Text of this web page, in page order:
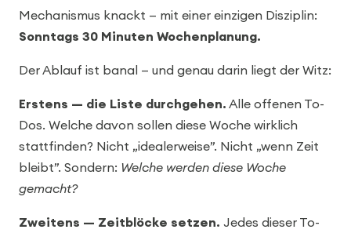
Mechanismus knackt — mit einer einzigen Disziplin:
Sonntags 30 Minuten Wochenplanung.
Der Ablauf ist banal — und genau darin liegt der Witz:
Erstens — die Liste durchgehen. Alle offenen To-
Dos. Welche davon sollen diese Woche wirklich
stattfinden? Nicht „idealerweise”. Nicht „wenn Zeit
bleibt”. Sondern: Welche werden diese Woche
gemacht?
Zweitens — Zeitblöcke setzen. Jedes dieser To-